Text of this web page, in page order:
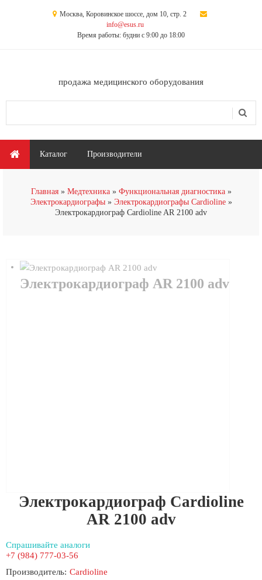
Москва, Коровинское шоссе, дом 10, стр. 2
info@esus.ru
Время работы: будни с 9:00 до 18:00
продажа медицинского оборудования
Главное меню
Каталог Производители
Главная Медтехника
Функциональная диагностика
Электрокардиографы
Электрокардиографы Cardioline
Электрокардиограф Cardioline AR 2100 adv
Электрокардиограф AR 2100 adv
Электрокардиограф Cardioline
AR 2100 adv
Спрашивайте аналоги
+7 (984) 777-03-56
Производитель: Cardioline